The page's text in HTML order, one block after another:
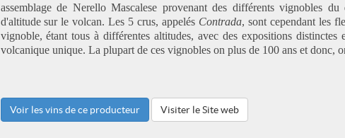
assemblage de Nerello Mascalese provenant des différents vignobles
d'altitude sur le volcan. Les 5 crus, appelés Contrada, sont cependant les
vignoble, étant tous à différentes altitudes, avec des expositions
volcanique unique. La plupart de ces vignobles on plus de 100 ans et donc,
Voir les vins de ce producteur Visiter le Site web